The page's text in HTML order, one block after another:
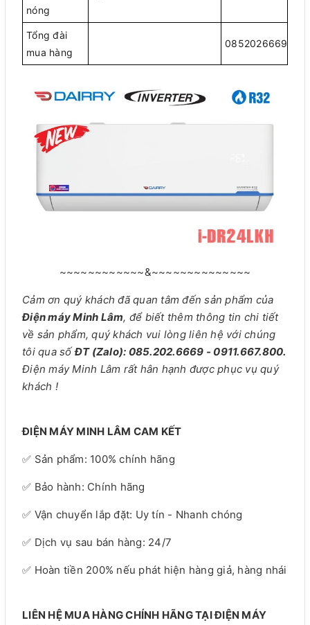
nóng
Tổng đài
mua hàng
0852026669
~~~~~~~~~~~~&~~~~~~~~~~~~~~
Cảm ơn quý khách đã quan tâm đến sản phẩm của
Điện máy Minh Lâm, để biết thêm thông tin chi tiết
về sản phẩm, quý khách vui lòng liên hệ với chúng
tôi qua sốĐT (Zalo): 085.202.6669 - 0911.667.800.
Điện máy Minh Lâm rất hân hạnh được phục vụ quý
khách !
ĐIỆN MÁY MINH LÂM CAM KẾT
✅ Sản phẩm: 100% chính hãng
✅ Bảo hành: Chính hãng
✅ Vận chuyển lắp đặt: Uy tín - Nhanh chóng
✅ Dịch vụ sau bán hàng: 24/7
✅ Hoàn tiền 200% nếu phát hiện hàng giả, hàng nhái
LIÊN HỆ MUA HÀNG CHÍNH HÃNG TẠI ĐIỆN MÁY